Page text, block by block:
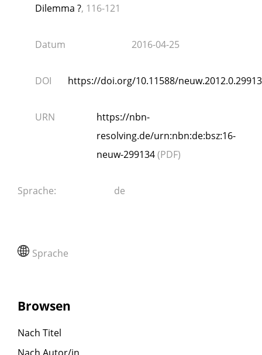
Dilemma ?, 116-121
Datum 2016-04-25
DOI https://doi.org/10.11588/neuw.2012.0.29913
URN
https://nbn-
resolving.de/urn:nbn:de:bsz:16-
neuw-299134(PDF)
Sprache: de
Sprache
Browsen
Nach Titel